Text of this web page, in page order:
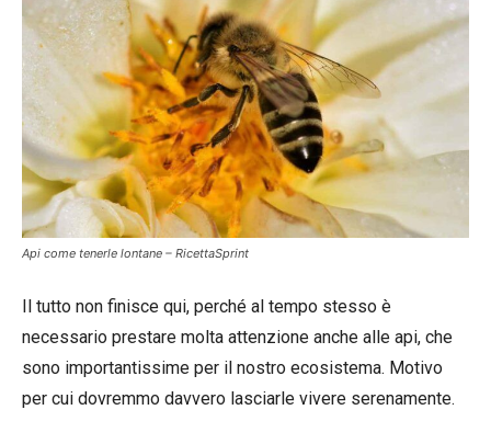
Api come tenerle lontane – RicettaSprint
Il tutto non finisce qui, perché al tempo stesso è
necessario prestare molta attenzione anche alle api, che
sono importantissime per il nostro ecosistema. Motivo
per cui dovremmo davvero lasciarle vivere serenamente.